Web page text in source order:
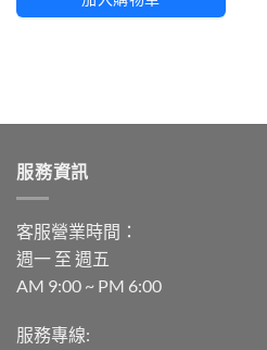
服務資訊
客服營業時間：
週一 至 週五
AM 9:00 ~ PM 6:00
服務專線: